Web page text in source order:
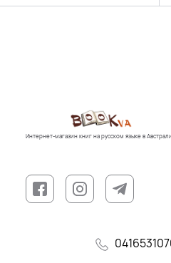
Интернет-магазин книг на русском языке в